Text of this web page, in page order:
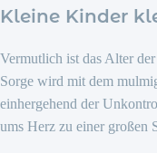
Kleine Kinder
Vermutlich ist das Alter
Sorge wird mit dem
einhergehend der
ums Herz zu einer großen